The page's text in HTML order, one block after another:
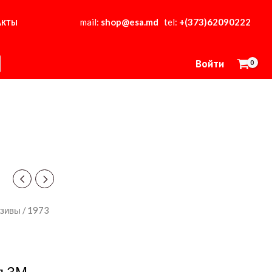
mail: shop@esa.md tel: +(373)62090222
Войти
/ 1973